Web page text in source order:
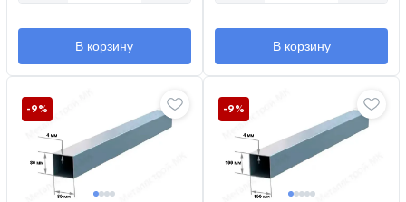
В корзину В корзину
-9% -9%